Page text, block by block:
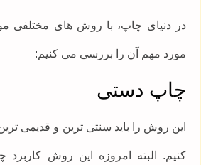
در دنیای چاپ، با روش های مختلفی
مورد مهم آن را بررسی می کنیم:
چاپ دستی
این روش را باید سنتی ترین و قدیمی
کنیم. البته امروزه این روش کاربرد